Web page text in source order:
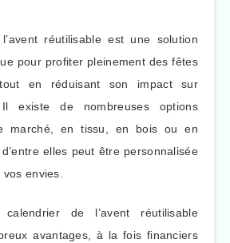
réutilisable est une solution
pour profiter pleinement des fêtes
en réduisant son impact sur
Il existe de nombreuses options
marché, en tissu, en bois ou en
elles peut être personnalisée
envies.
calendrier de l’avent réutilisable
avantages, à la fois financiers